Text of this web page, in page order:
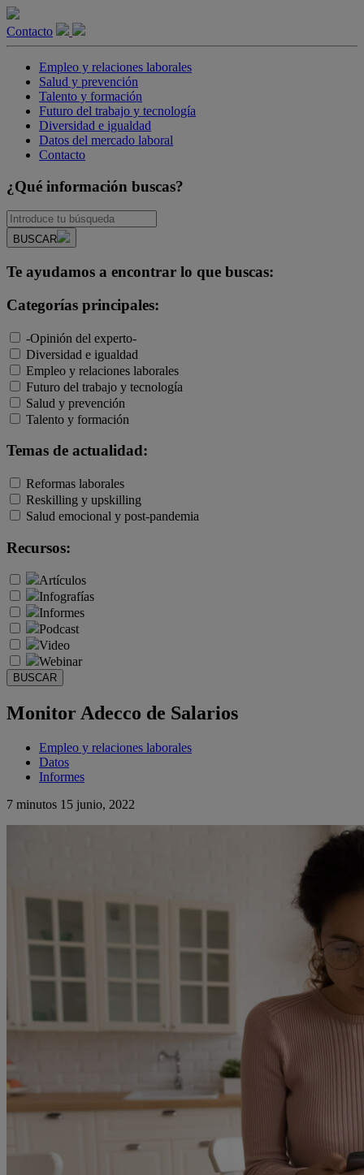
Contacto
Empleo y relaciones laborales
Salud y prevención
Talento y formación
Futuro del trabajo y tecnología
Diversidad e igualdad
Datos del mercado laboral
Contacto
¿Qué información buscas?
BUSCAR
Te ayudamos a encontrar lo que buscas:
Categorías principales:
-Opinión del experto-
Diversidad e igualdad
Empleo y relaciones laborales
Futuro del trabajo y tecnología
Salud y prevención
Talento y formación
Temas de actualidad:
Reformas laborales
Reskilling y upskilling
Salud emocional y post-pandemia
Recursos:
Artículos
Infografías
Informes
Podcast
Video
Webinar
BUSCAR
Monitor Adecco de Salarios
Empleo y relaciones laborales
Datos
Informes
7 minutos 15 junio, 2022